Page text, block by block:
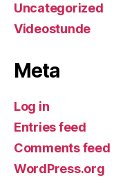
Uncategorized
Videostunde
Meta
Log in
Entries feed
Comments feed
WordPress.org